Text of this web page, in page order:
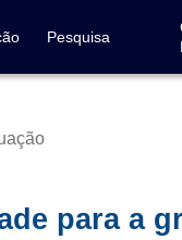
Pesquisa
para a